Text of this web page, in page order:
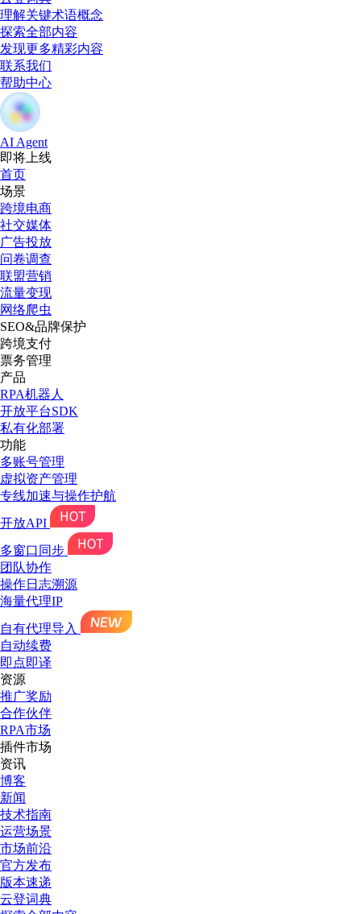
理解关键术语概念
探索全部内容
发现更多精彩内容
联系我们
帮助中心
AI Agent
即将上线
首页
场景
跨境电商
社交媒体
广告投放
问卷调查
联盟营销
流量变现
网络爬虫
SEO&品牌保护
跨境支付
票务管理
产品
RPA机器人
开放平台SDK
私有化部署
功能
多账号管理
虚拟资产管理
专线加速与操作护航
开放API
多窗口同步
团队协作
操作日志溯源
海量代理IP
自有代理导入
自动续费
即点即译
资源
推广奖励
合作伙伴
RPA市场
插件市场
资讯
博客
新闻
技术指南
运营场景
市场前沿
官方发布
版本速递
云登词典